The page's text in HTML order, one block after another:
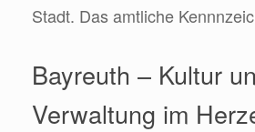
Stadt. Das amtliche
Bayreuth – Kultur
Verwaltung im